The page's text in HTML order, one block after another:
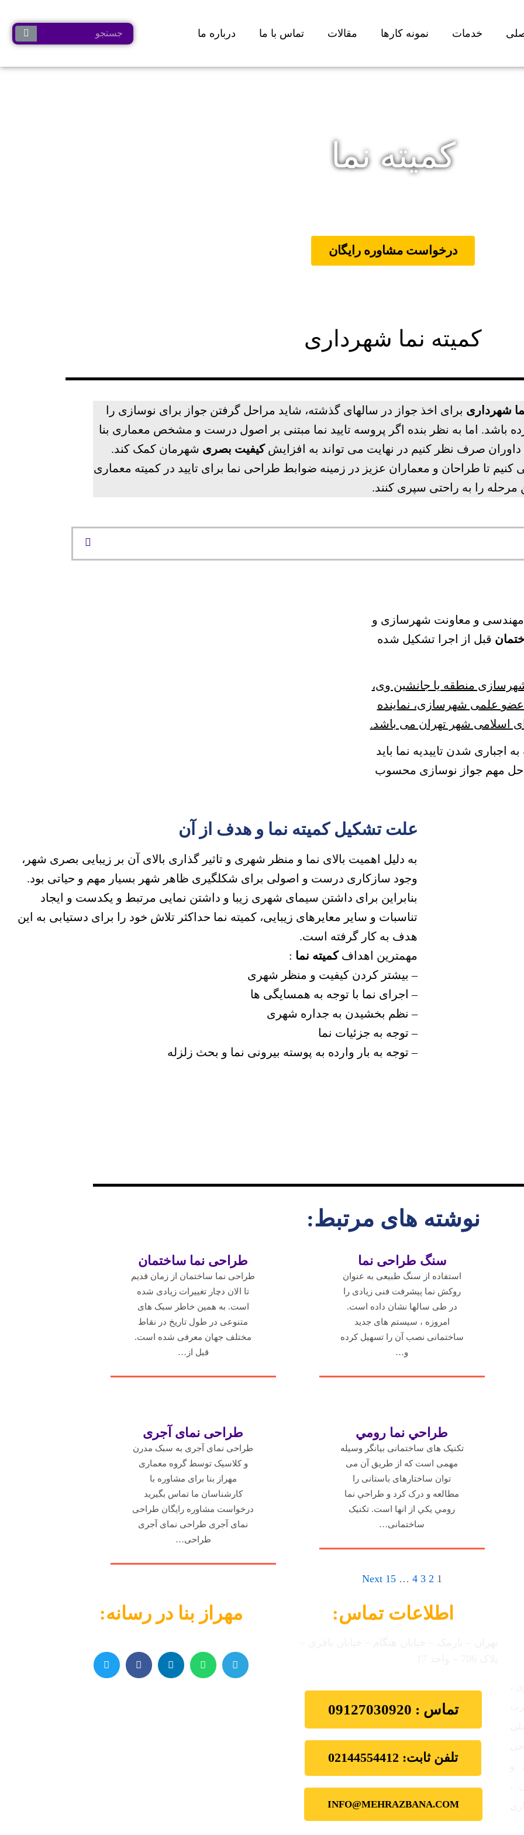
خدمات نمونه کارها مقالات تماس با ما درباره ما
کمیته نما
درخواست مشاوره رایگان
کمیته نما شهرداری
شهرداری برای اخذ جواز در سالهای گذشته، شاید مراحل گرفتن جواز برای نوسازی را
باشد. اما به نظر بنده اگر پروسه تایید نما مبتنی بر اصول درست و مشخص معماری بنا
صرف نظر کنیم در نهایت می تواند به افزایش کیفیت بصری شهرمان کمک کند.
کنیم تا طراحان و معماران عزیز در زمینه ضوابط طراحی نما برای تایید در کمیته معماری
مرحله را به راحتی سپری کنند.
مهندسی و معاونت شهرسازی و
قبل از اجرا تشکیل شده
منطقه یا جانشین وی،
عضو علمی شهرسازی، نماینده
اسلامی شهر تهران می باشد.
اجباری شدن تاییدیه نما باید
مهم جواز نوسازی محسوب
علت تشکیل کمیته نما و هدف از آن
به دلیل اهمیت بالای نما و منظر شهری و تاثیر گذاری بالای آن بر زیبایی بصری شهر،
وجود سازکاری درست و اصولی برای شکلگیری ظاهر شهر بسیار مهم و حیاتی بود.
بنابراین برای داشتن سیمای شهری زیبا و داشتن نمایی مرتبط و یکدست و ایجاد
تناسبات و سایر معایرهای زیبایی، کمیته نما حداکثر تلاش خود را برای دستیابی به این
هدف به کار گرفته است.
مهمترین اهدافکمیته نما :
– بیشتر کردن کیفیت و منظر شهری
– اجرای نما با توجه به همسایگی ها
– نظم بخشیدن به جداره شهری
– توجه به جزئیات نما
– توجه به بار وارده به پوسته بیرونی نما و بحث زلزله
نوشته های مرتبط:
سنگ طراحی نما
استفاده از سنگ طبیعی به عنوان
روکش نما پیشرفت فنی زیادی را
در طی سالها نشان داده است.
امروزه ، سیستم های جدید
ساختمانی نصب آن را تسهیل کرده
و…
طراحی نما ساختمان
طراحی نما ساختمان از زمان قدیم
تا الان دچار تغییرات زیادی شده
است. به همین خاطر سبک های
متنوعی در طول تاریخ در نقاط
مختلف جهان معرفی شده است.
قبل از…
طراحي نما رومي
تکنیک های ساختمانی بیانگر وسیله
مهمی است که از طریق آن می
توان ساختارهای باستانی را
مطالعه و درک کرد و طراحي نما
رومي يكي از انها است. تکنیک
ساختمانی…
طراحی نمای آجری
طراحی نمای آجری به سبک مدرن
و کلاسیک توسط گروه معماری
مهراز بنا برای مشاوره با
کارشناسان ما تماس بگیرید
درخواست مشاوره رایگان طراحی
نمای آجری طراحی نمای آجری
طراحی…
1
2
3
4
…
15
Next
اطلاعات تماس:
تماس : 09127030920
تلفن ثابت: 02144554412
INFO@MEHRAZBANA.COM
مهراز بنا در رسانه: